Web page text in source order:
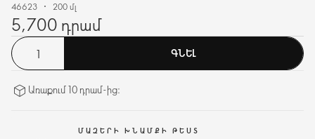
46623 200 մլ
5,700 դրամ
ԳՆԵԼ
Առաքում 10 դրամ-ից։
ՄԱԶԵՐԻ ԽՆԱՄՔԻ ԹԵՍՏ